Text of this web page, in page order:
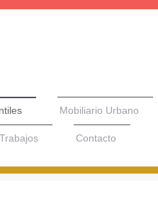
Mobiliario Urbano
Contacto